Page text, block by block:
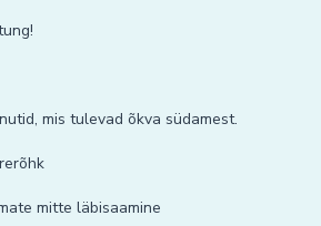
mis tulevad õkva südamest.
mitte läbisaamine